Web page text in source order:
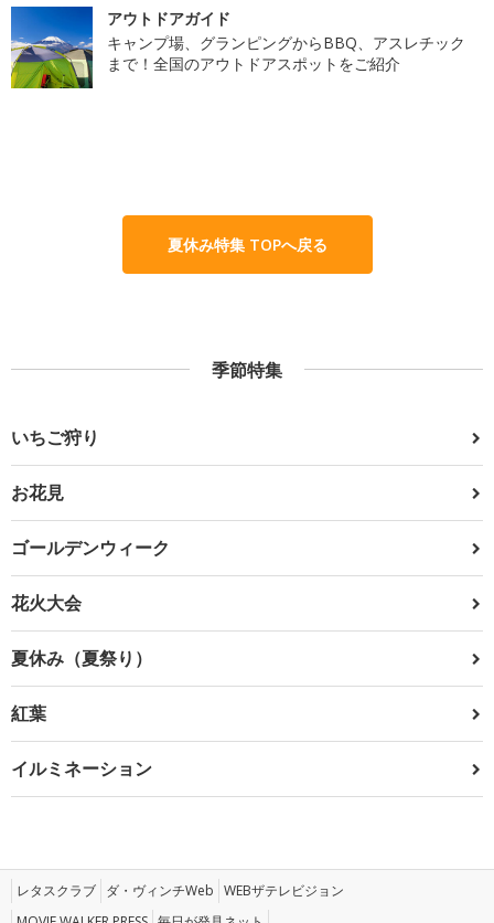
アウトドアガイド
キャンプ場、グランピングからBBQ、アスレチック
まで！全国のアウトドアスポットをご紹介
夏休み特集 TOPへ戻る
季節特集
いちご狩り
お花見
ゴールデンウィーク
花火大会
夏休み（夏祭り）
紅葉
イルミネーション
レタスクラブ ダ・ヴィンチWeb WEBザテレビジョン